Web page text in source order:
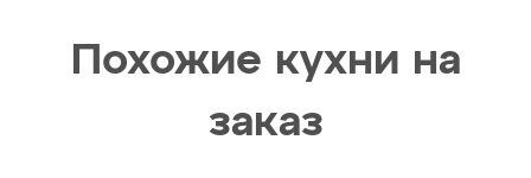
Похожие кухни на
заказ